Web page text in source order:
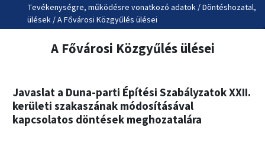
Tevékenységre, működésre vonatkozó adatok / Döntéshozatal,
ülések / A Fővárosi Közgyűlés ülései
A Fővárosi Közgyűlés ülései
Javaslat a Duna-parti Építési Szabályzatok XXII.
kerületi szakaszának módosításával
kapcsolatos döntések meghozatalára